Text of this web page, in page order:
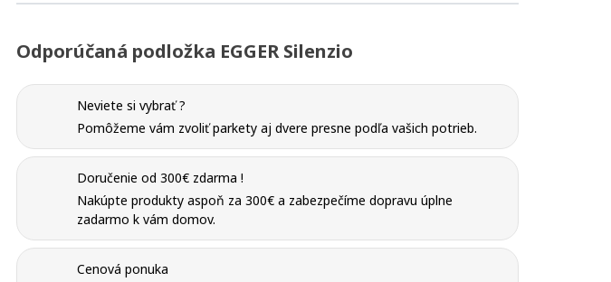
Odporúčaná podložka EGGER Silenzio
Neviete si vybrať ?
Pomôžeme vám zvoliť parkety aj dvere presne podľa vašich potrieb.
Doručenie od 300€ zdarma !
Nakúpte produkty aspoň za 300€ a zabezpečíme dopravu úplne
zadarmo k vám domov.
Cenová ponuka